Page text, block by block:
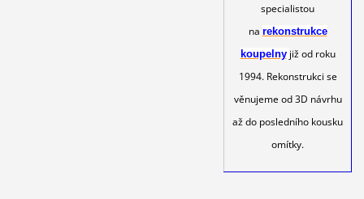
specialistou
na rekonstrukce
koupelny již od roku
1994. Rekonstrukci se
věnujeme od 3D návrhu
až do posledního kousku
omítky.